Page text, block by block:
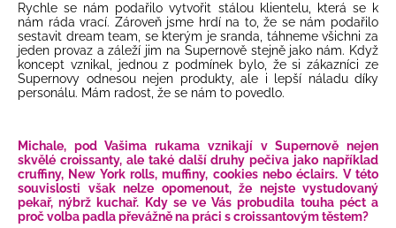
Rychle se nám podařilo vytvořit stálou klientelu, která se k
nám ráda vrací. Zároveň jsme hrdí na to, že se nám podařilo
sestavit dream team, se kterým je sranda, táhneme všichni za
jeden provaz a záleží jim na Supernově stejně jako nám. Když
koncept vznikal, jednou z podmínek bylo, že si zákazníci ze
Supernovy odnesou nejen produkty, ale i lepší náladu díky
personálu. Mám radost, že se nám to povedlo.
Michale, pod Vašima rukama vznikají v Supernově nejen
skvělé croissanty, ale také další druhy pečiva jako například
cruffiny, New York rolls, muffiny, cookies nebo éclairs. V této
souvislosti však nelze opomenout, že nejste vystudovaný
pekař, nýbrž kuchař. Kdy se ve Vás probudila touha péct a
proč volba padla převážně na práci s croissantovým těstem?